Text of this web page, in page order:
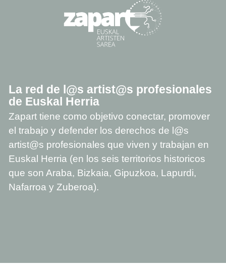
La red de l@s artist@s profesionales
de Euskal Herria
Zapart tiene como objetivo conectar, promover
el trabajo y defender los derechos de l@s
artist@s profesionales que viven y trabajan en
Euskal Herria (en los seis territorios historicos
que son Araba, Bizkaia, Gipuzkoa, Lapurdi,
Nafarroa y Zuberoa).